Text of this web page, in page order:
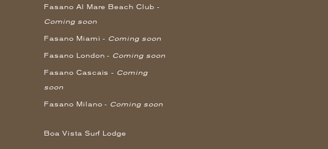
Fasano Al Mare Beach Club -
Coming soon
Fasano Miami - Coming soon
Fasano London - Coming soon
Fasano Cascais - Coming
soon
Fasano Milano - Coming soon
Boa Vista Surf Lodge